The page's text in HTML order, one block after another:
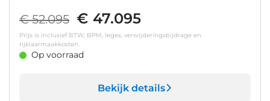
€ 52.095 € 47.095
Prijs is inclusief BTW, BPM, leges, verwijderingsbijdrage en
rijklaarmaakkosten.
Op voorraad
Bekijk details